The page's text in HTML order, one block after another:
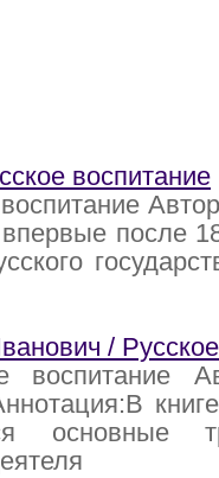
воспитание
после
/
воспитание
основные